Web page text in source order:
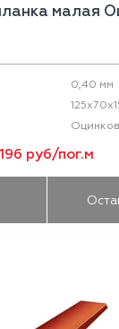
малая
0,40 мм
196 руб/пог.м